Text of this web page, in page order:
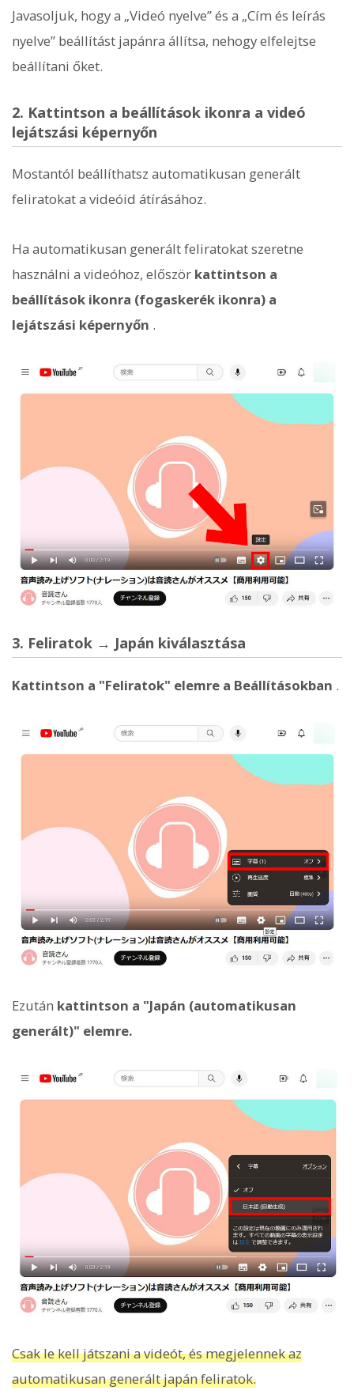
Javasoljuk, hogy a „Videó nyelve” és a „Cím és leírás
nyelve” beállítást japánra állítsa, nehogy elfelejtse
beállítani őket.
2. Kattintson a beállítások ikonra a videó
lejátszási képernyőn
Mostantól beállíthatsz automatikusan generált
feliratokat a videóid átírásához.
Ha automatikusan generált feliratokat szeretne
használni a videóhoz, először kattintson a
beállítások ikonra (fogaskerék ikonra) a
lejátszási képernyőn .
3. Feliratok → Japán kiválasztása
Kattintson a "Feliratok" elemre a Beállításokban .
Ezután kattintson a "Japán (automatikusan
generált)" elemre.
Csak le kell játszani a videót, és megjelennek az
automatikusan generált japán feliratok.